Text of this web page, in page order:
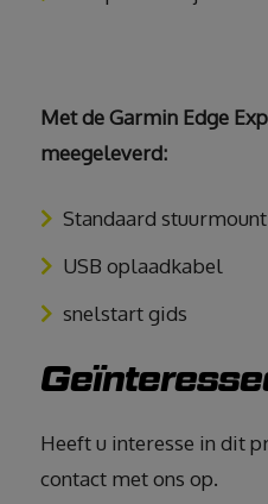
Met de Garmin Edge
meegeleverd:
Standaard stuurmount
USB oplaadkabel
snelstart gids
Heeft u interesse in dit
contact met ons op.